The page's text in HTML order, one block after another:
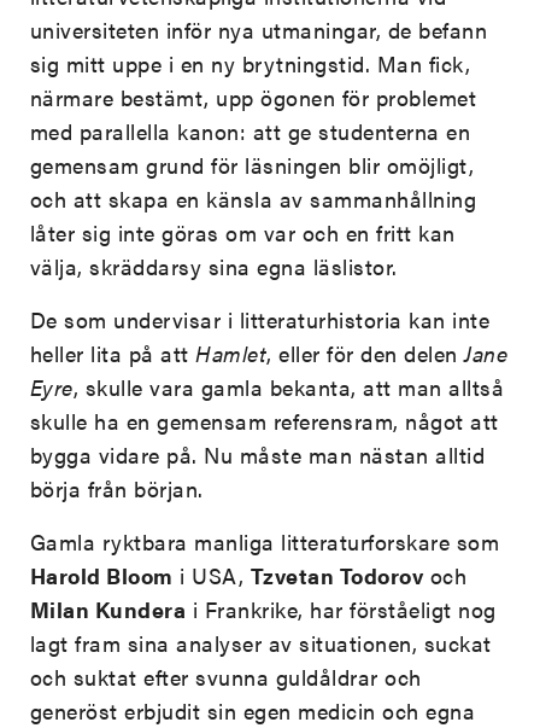
universiteten inför nya utmaningar, de befann
sig mitt uppe i en ny brytningstid. Man fick,
närmare bestämt, upp ögonen för problemet
med parallella kanon: att ge studenterna en
gemensam grund för läsningen blir omöjligt,
och att skapa en känsla av sammanhållning
låter sig inte göras om var och en fritt kan
välja, skräddarsy sina egna läslistor.
De som undervisar i litteraturhistoria kan inte
heller lita på attHamlet, eller för den delenJane
Eyre, skulle vara gamla bekanta, att man alltså
skulle ha en gemensam referensram, något att
bygga vidare på. Nu måste man nästan alltid
börja från början.
Gamla ryktbara manliga litteraturforskare som
Harold Bloom i USA, Tzvetan Todorov och
Milan Kundera i Frankrike, har förståeligt nog
lagt fram sina analyser av situationen, suckat
och suktat efter svunna guldåldrar och
generöst erbjudit sin egen medicin och egna